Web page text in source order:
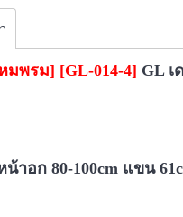
มพรม] [GL-014-4] GL เ
น้าอก 80-100cm แขน